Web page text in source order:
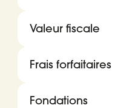
Valeur fiscale
Frais forfaitaires
Fondations